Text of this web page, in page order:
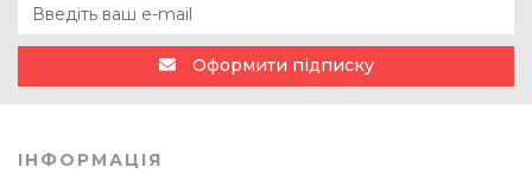
Оформити підписку
ІНФОРМАЦІЯ